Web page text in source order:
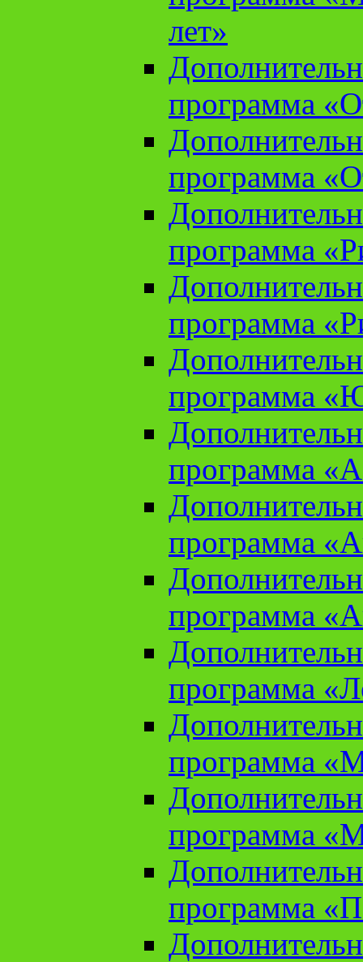
лет»
программа
программа
программа
программа
программа
программа
программа
программа
программа
программа
программа
программа